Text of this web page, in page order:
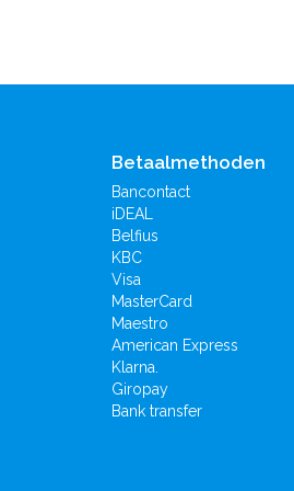
Betaalmethoden
Bancontact
iDEAL
Belfius
KBC
Visa
MasterCard
Maestro
American Express
Klarna.
Giropay
Bank transfer